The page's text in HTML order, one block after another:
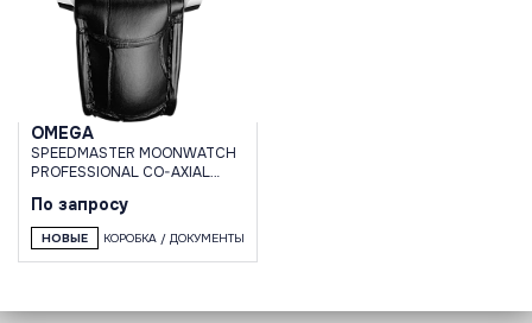
OMEGA
SPEEDMASTER MOONWATCH
PROFESSIONAL CO-AXIAL
CHRONOGRAPH 42 MM
По запросу
НОВЫЕ КОРОБКА / ДОКУМЕНТЫ